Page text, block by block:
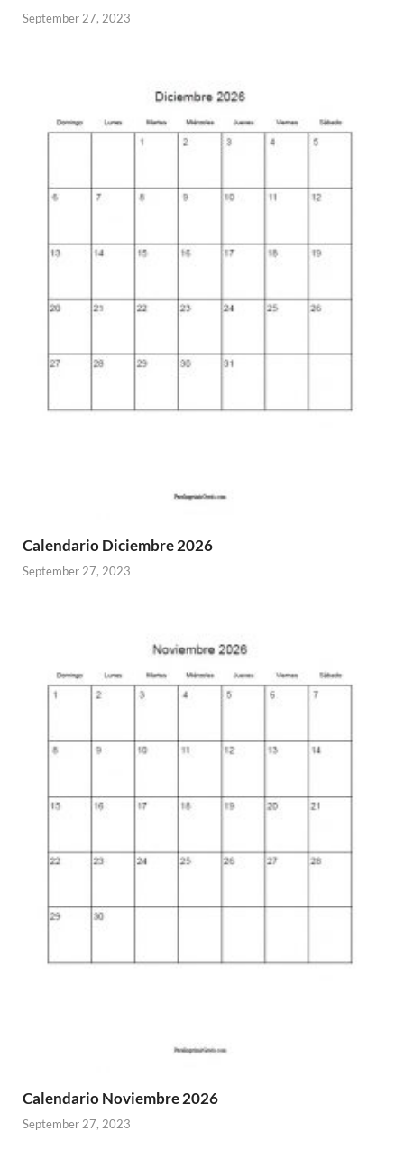
September 27, 2023
Calendario Diciembre 2026
September 27, 2023
Calendario Noviembre 2026
September 27, 2023